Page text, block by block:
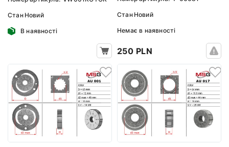
Стан Новий
В наявності
Стан Новий
Немає в наявності
250 PLN